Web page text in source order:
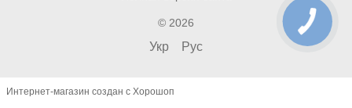
© 2026
Укр Рус
Интернет-магазин создан с Хорошоп